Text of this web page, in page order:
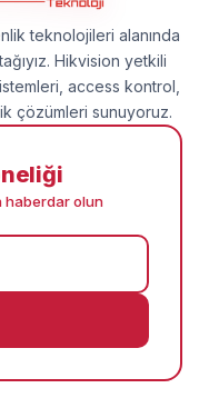
teknolojileri alanında
Hikvision yetkili
access kontrol,
çözümleri sunuyoruz.
haberdar olun